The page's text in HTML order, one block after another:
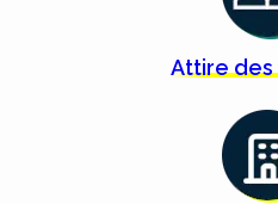
Attire des